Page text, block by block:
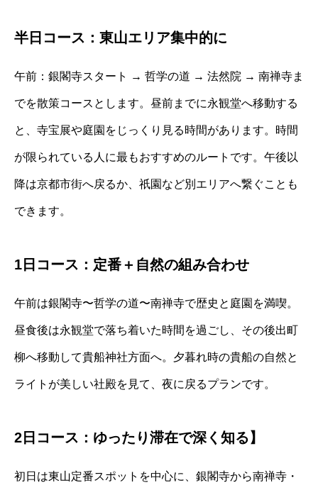
半日コース：東山エリア集中的に
午前：銀閣寺スタート → 哲学の道 → 法然院 → 南禅寺ま
でを散策コースとします。昼前までに永観堂へ移動する
と、寺宝展や庭園をじっくり見る時間があります。時間
が限られている人に最もおすすめのルートです。午後以
降は京都市街へ戻るか、祇園など別エリアへ繋ぐことも
できます。
1日コース：定番＋自然の組み合わせ
午前は銀閣寺〜哲学の道〜南禅寺で歴史と庭園を満喫。
昼食後は永観堂で落ち着いた時間を過ごし、その後出町
柳へ移動して貴船神社方面へ。夕暮れ時の貴船の自然と
ライトが美しい社殿を見て、夜に戻るプランです。
2日コース：ゆったり滞在で深く知る】
初日は東山定番スポットを中心に、銀閣寺から南禅寺・